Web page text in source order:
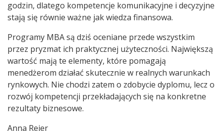
godzin, dlatego kompetencje komunikacyjne i decyzyjne
stają się równie ważne jak wiedza finansowa.
Programy MBA są dziś oceniane przede wszystkim
przez pryzmat ich praktycznej użyteczności. Największą
wartość mają te elementy, które pomagają
menedżerom działać skutecznie w realnych warunkach
rynkowych. Nie chodzi zatem o zdobycie dyplomu, lecz o
rozwój kompetencji przekładających się na konkretne
rezultaty biznesowe.
Anna Rejer